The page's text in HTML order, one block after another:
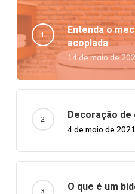
Entenda o
acoplada
14 de maio de
Decoração de
4 de maio de 2021
O que é um